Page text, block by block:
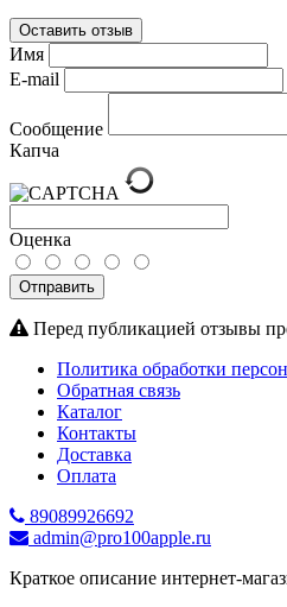
Оставить отзыв
Имя
E-mail
Сообщение
Капча
Оценка
Отправить
Перед публикацией отзывы
Политика обработки
Обратная связь
Каталог
Контакты
Доставка
Оплата
89089926692
admin@pro100apple.ru
Краткое описание интернет-